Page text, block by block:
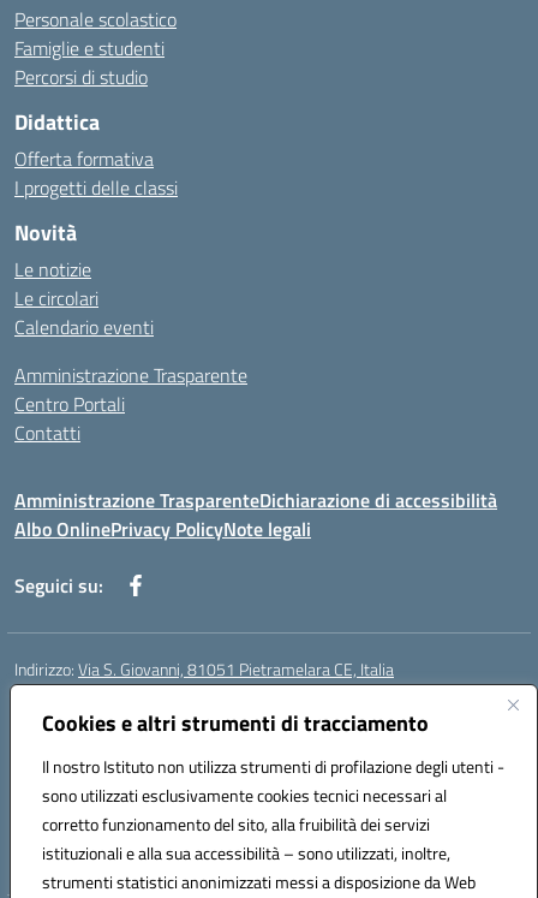
Cookies e altri strumenti di tracciamento
Il nostro Istituto non utilizza strumenti di profilazione degli utenti -
sono utilizzati esclusivamente cookies tecnici necessari al
corretto funzionamento del sito, alla fruibilità dei servizi
istituzionali e alla sua accessibilità – sono utilizzati, inoltre,
strumenti statistici anonimizzati messi a disposizione da Web
Personale scolastico
Famiglie e studenti
Percorsi di studio
Didattica
Offerta formativa
I progetti delle classi
Novità
Le notizie
Le circolari
Calendario eventi
Amministrazione Trasparente
Centro Portali
Contatti
Amministrazione TrasparenteDichiarazione di accessibilità
Albo OnlinePrivacy PolicyNote legali
Seguici su:
Indirizzo:Via S. Giovanni, 81051 Pietramelara CE, Italia
Centralino:
Posta elettronica certificata (PEC):CEIC8AB009@pec.istruzione.it
Codice fiscale: 80010130617
Codice meccanografico:CEIC8AB009
Codice Indice delle Pubbliche Amministrazioni (IPA): istsc_CEIC8AB009
Codice unico di fatturazione (CUF): UFZ8KN